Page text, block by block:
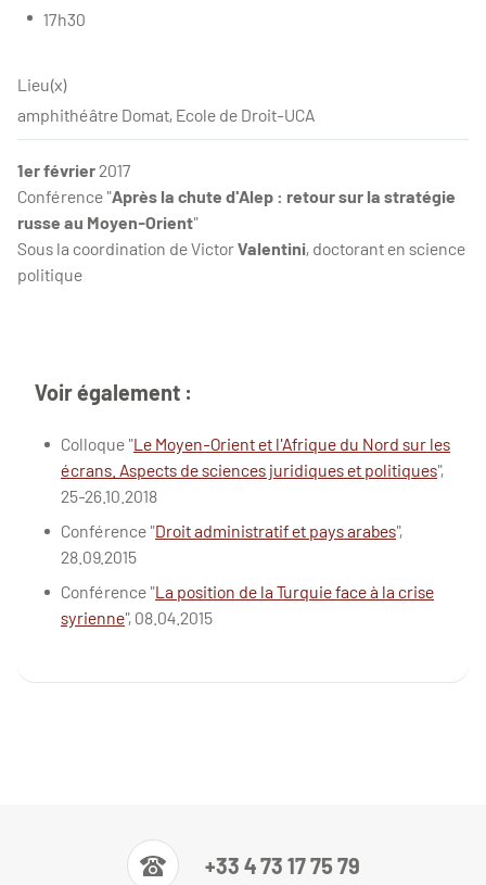
17h30
Lieu(x)
amphithéâtre Domat, Ecole de Droit-UCA
1er février2017
Conférence "Après la chute d'Alep : retour sur la stratégie
russe au Moyen-Orient"
Sous la coordination de VictorValentini, doctorant en science
politique
Voir également :
Colloque "Le Moyen-Orient et l'Afrique du Nord sur les
écrans. Aspects de sciences juridiques et politiques",
25-26.10.2018
Conférence "Droit administratif et pays arabes",
28.09.2015
Conférence "La position de la Turquie face à la crise
syrienne", 08.04.2015
+33 4 73 17 75 79